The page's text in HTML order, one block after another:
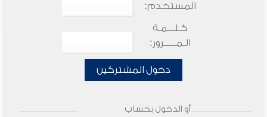
المستخدم:
كـلـــمـة
الـمـــــرور:
دخول المشتركين
أو الدخول بحساب